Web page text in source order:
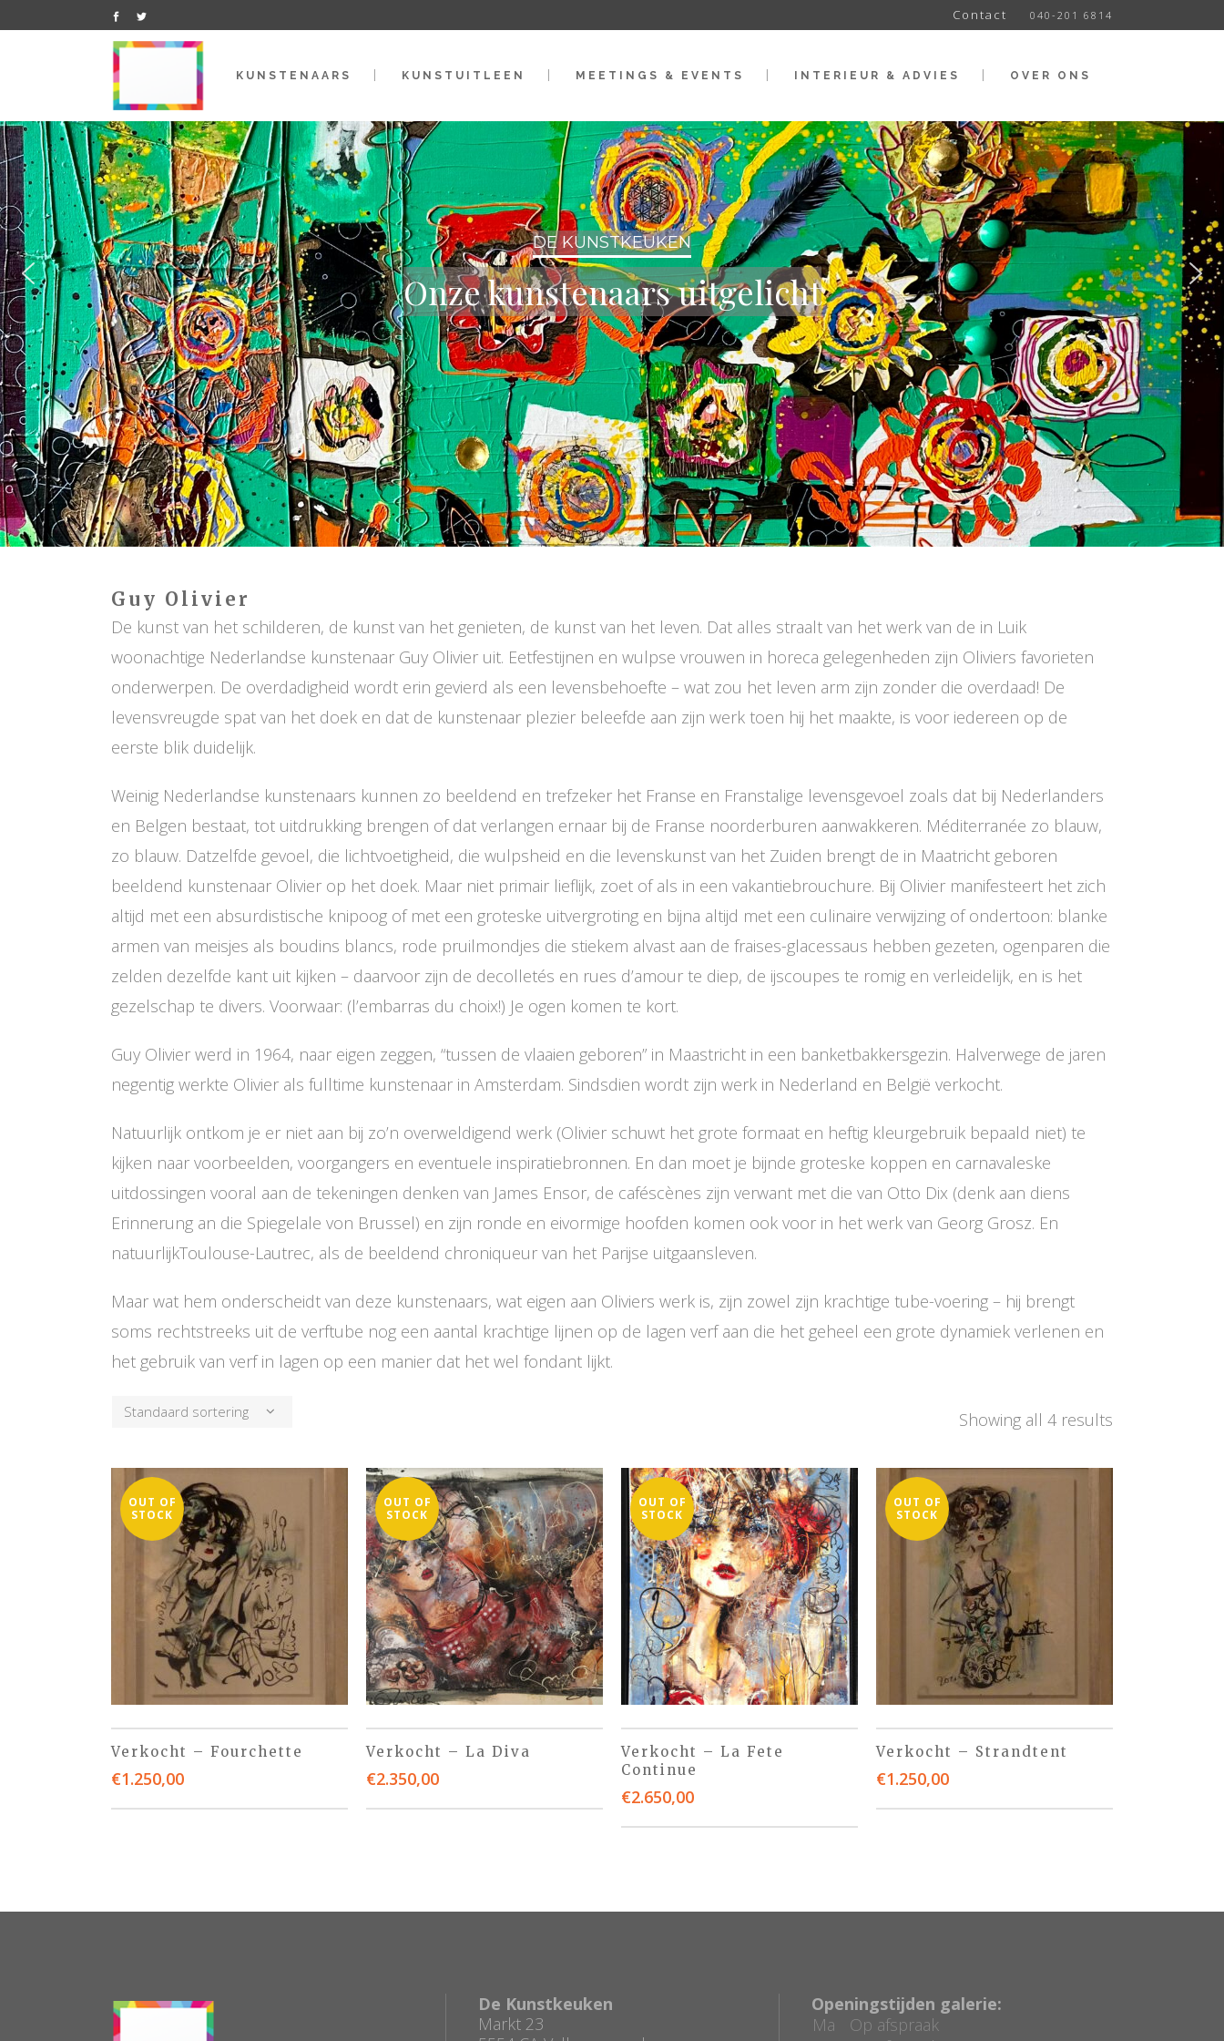
Contact 040-201 6814
KUNSTENAARS KUNSTUITLEEN MEETINGS & EVENTS INTERIEUR & ADVIES OVER ONS
DE KUNSTKEUKEN
Onze kunstenaars uitgelicht
Guy Olivier
De kunst van het schilderen, de kunst van het genieten, de kunst van het leven. Dat alles straalt van het werk van de in Luik
woonachtige Nederlandse kunstenaar Guy Olivier uit. Eetfestijnen en wulpse vrouwen in horeca gelegenheden zijn Oliviers favorieten
onderwerpen. De overdadigheid wordt erin gevierd als een levensbehoefte – wat zou het leven arm zijn zonder die overdaad! De
levensvreugde spat van het doek en dat de kunstenaar plezier beleefde aan zijn werk toen hij het maakte, is voor iedereen op de
eerste blik duidelijk.
Weinig Nederlandse kunstenaars kunnen zo beeldend en trefzeker het Franse en Franstalige levensgevoel zoals dat bij Nederlanders
en Belgen bestaat, tot uitdrukking brengen of dat verlangen ernaar bij de Franse noorderburen aanwakkeren. Méditerranée zo blauw,
zo blauw. Datzelfde gevoel, die lichtvoetigheid, die wulpsheid en die levenskunst van het Zuiden brengt de in Maatricht geboren
beeldend kunstenaar Olivier op het doek. Maar niet primair lieflijk, zoet of als in een vakantiebrouchure. Bij Olivier manifesteert het zich
altijd met een absurdistische knipoog of met een groteske uitvergroting en bijna altijd met een culinaire verwijzing of ondertoon: blanke
armen van meisjes als boudins blancs, rode pruilmondjes die stiekem alvast aan de fraises-glacessaus hebben gezeten, ogenparen die
zelden dezelfde kant uit kijken – daarvoor zijn de decolletés en rues d’amour te diep, de ijscoupes te romig en verleidelijk, en is het
gezelschap te divers. Voorwaar: (l’embarras du choix!) Je ogen komen te kort.
Guy Olivier werd in 1964, naar eigen zeggen, “tussen de vlaaien geboren” in Maastricht in een banketbakkersgezin. Halverwege de jaren
negentig werkte Olivier als fulltime kunstenaar in Amsterdam. Sindsdien wordt zijn werk in Nederland en België verkocht.
Natuurlijk ontkom je er niet aan bij zo’n overweldigend werk (Olivier schuwt het grote formaat en heftig kleurgebruik bepaald niet) te
kijken naar voorbeelden, voorgangers en eventuele inspiratiebronnen. En dan moet je bijnde groteske koppen en carnavaleske
uitdossingen vooral aan de tekeningen denken van James Ensor, de caféscènes zijn verwant met die van Otto Dix (denk aan diens
Erinnerung an die Spiegelale von Brussel) en zijn ronde en eivormige hoofden komen ook voor in het werk van Georg Grosz. En
natuurlijkToulouse-Lautrec, als de beeldend chroniqueur van het Parijse uitgaansleven.
Maar wat hem onderscheidt van deze kunstenaars, wat eigen aan Oliviers werk is, zijn zowel zijn krachtige tube-voering – hij brengt
soms rechtstreeks uit de verftube nog een aantal krachtige lijnen op de lagen verf aan die het geheel een grote dynamiek verlenen en
het gebruik van verf in lagen op een manier dat het wel fondant lijkt.
Showing all 4 results
Standaard sortering
OUT OF
STOCK
Verkocht – Fourchette
€1.250,00
OUT OF
STOCK
Verkocht – La Diva
€2.350,00
OUT OF
STOCK
Verkocht – La Fete
Continue
€2.650,00
OUT OF
STOCK
Verkocht – Strandtent
€1.250,00
De Kunstkeuken
Markt 23
Openingstijden galerie:
Ma
Op afspraak